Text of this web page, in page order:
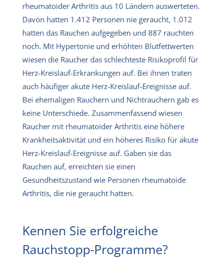
rheumatoider Arthritis aus 10 Ländern auswerteten.
Davon hatten 1.412 Personen nie geraucht, 1.012
hatten das Rauchen aufgegeben und 887 rauchten
noch. Mit Hypertonie und erhöhten Blutfettwerten
wiesen die Raucher das schlechteste Risikoprofil für
Herz-Kreislauf-Erkrankungen auf. Bei ihnen traten
auch häufiger akute Herz-Kreislauf-Ereignisse auf.
Bei ehemaligen Rauchern und Nichtrauchern gab es
keine Unterschiede. Zusammenfassend wiesen
Raucher mit rheumatoider Arthritis eine höhere
Krankheitsaktivität und ein höheres Risiko für akute
Herz-Kreislauf-Ereignisse auf. Gaben sie das
Rauchen auf, erreichten sie einen
Gesundheitszustand wie Personen rheumatoide
Arthritis, die nie geraucht hatten.
Kennen Sie erfolgreiche
Rauchstopp-Programme?